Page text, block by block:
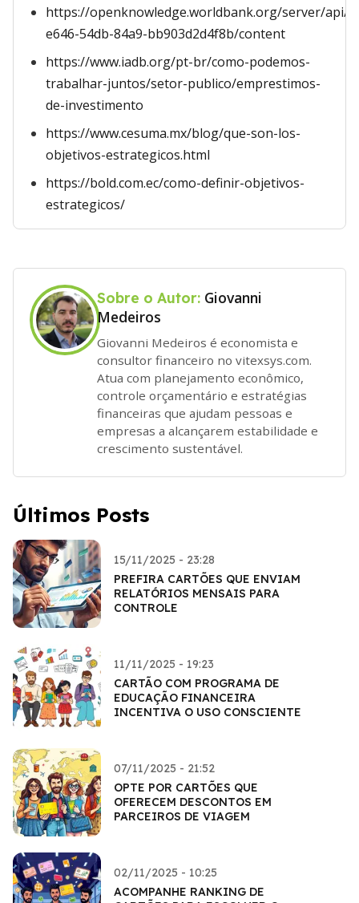
https://openknowledge.worldbank.org/server/api/
e646-54db-84a9-bb903d2d4f8b/content
https://www.iadb.org/pt-br/como-podemos-
trabalhar-juntos/setor-publico/emprestimos-
de-investimento
https://www.cesuma.mx/blog/que-son-los-
objetivos-estrategicos.html
https://bold.com.ec/como-definir-objetivos-
estrategicos/
Sobre o Autor: Giovanni
Medeiros
Giovanni Medeiros é economista e
consultor financeiro no vitexsys.com.
Atua com planejamento econômico,
controle orçamentário e estratégias
financeiras que ajudam pessoas e
empresas a alcançarem estabilidade e
crescimento sustentável.
Últimos Posts
15/11/2025 - 23:28
PREFIRA CARTÕES QUE ENVIAM
RELATÓRIOS MENSAIS PARA
CONTROLE
11/11/2025 - 19:23
CARTÃO COM PROGRAMA DE
EDUCAÇÃO FINANCEIRA
INCENTIVA O USO CONSCIENTE
07/11/2025 - 21:52
OPTE POR CARTÕES QUE
OFERECEM DESCONTOS EM
PARCEIROS DE VIAGEM
02/11/2025 - 10:25
ACOMPANHE RANKING DE